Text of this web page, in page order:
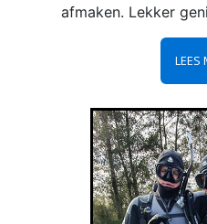
afmaken. Lekker
LEES